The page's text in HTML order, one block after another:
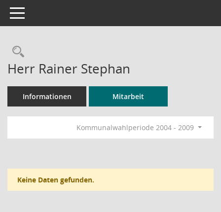
Toggle navigation
Rechercheauswahl
Herr Rainer Stephan
Informationen Mitarbeit
Kommunalwahlperiode 2004 - 2009
Keine Daten gefunden.